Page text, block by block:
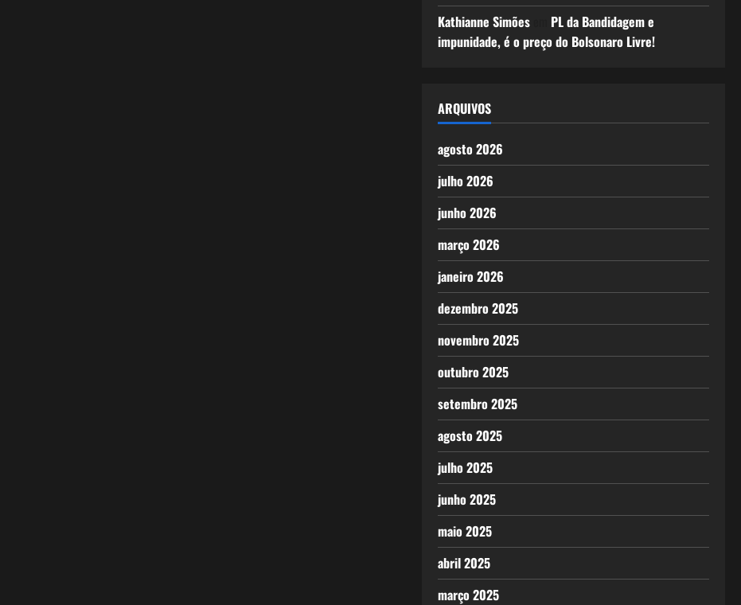
Kathianne Simõesem PL da Bandidagem e
impunidade, é o preço do Bolsonaro Livre!
ARQUIVOS
agosto 2026
julho 2026
junho 2026
março 2026
janeiro 2026
dezembro 2025
novembro 2025
outubro 2025
setembro 2025
agosto 2025
julho 2025
junho 2025
maio 2025
abril 2025
março 2025